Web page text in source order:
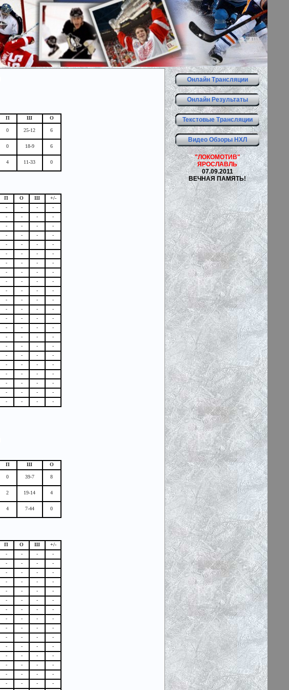
Онлайн Трансляции
Онлайн Результаты
Текстовые Трансляции
Видео Обзоры НХЛ
"ЛОКОМОТИВ"
ЯРОСЛАВЛЬ
07.09.2011
ВЕЧНАЯ ПАМЯТЬ!
П Ш О
0 25-12 6
0 18-9 6
4 11-33 0
П О Ш
+/-
- - -
-
- - -
-
- - -
-
- - -
-
- - -
-
- - -
-
- - -
-
- - -
-
- - -
-
- - -
-
- - -
-
- - -
-
- - -
-
- - -
-
- - -
-
- - -
-
- - -
-
- - -
-
- - -
-
- - -
-
- - -
-
- - -
-
П Ш О
0 39-7 8
2 19-14 4
4 7-44 0
П О Ш
+/-
- - -
-
- - -
-
- - -
-
- - -
-
- - -
-
- - -
-
- - -
-
- - -
-
- - -
-
- - -
-
- - -
-
- - -
-
- - -
-
- - -
-
- - -
-